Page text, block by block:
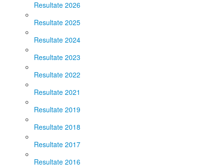
Resultate 2026
Resultate 2025
Resultate 2024
Resultate 2023
Resultate 2022
Resultate 2021
Resultate 2019
Resultate 2018
Resultate 2017
Resultate 2016